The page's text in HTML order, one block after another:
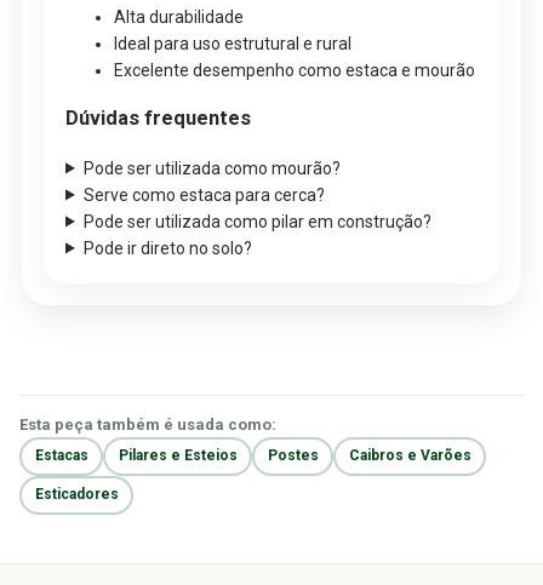
Alta durabilidade
Ideal para uso estrutural e rural
Excelente desempenho como estaca e mourão
Dúvidas frequentes
Pode ser utilizada como mourão?
Serve como estaca para cerca?
Pode ser utilizada como pilar em construção?
Pode ir direto no solo?
Esta peça também é usada como:
Estacas Pilares e Esteios Postes Caibros e Varões
Esticadores